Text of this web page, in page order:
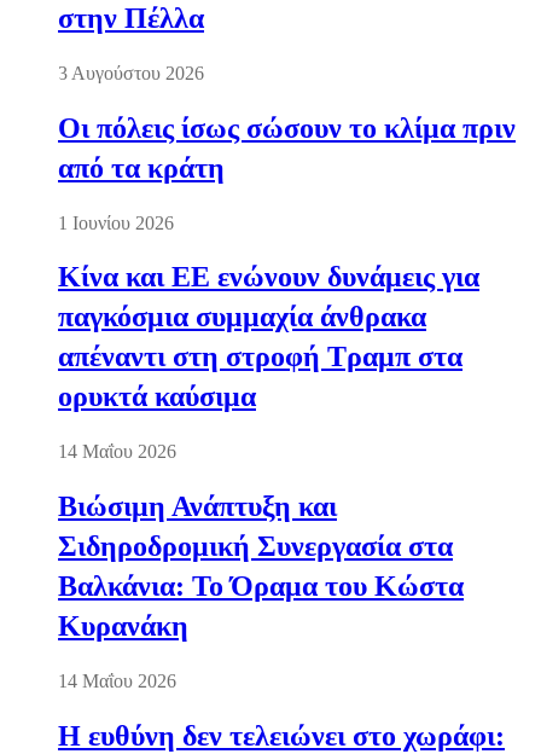
στην Πέλλα
3 Αυγούστου 2026
Οι πόλεις ίσως σώσουν το κλίμα πριν
από τα κράτη
1 Ιουνίου 2026
Κίνα και ΕΕ ενώνουν δυνάμεις για
παγκόσμια συμμαχία άνθρακα
απέναντι στη στροφή Τραμπ στα
ορυκτά καύσιμα
14 Μαΐου 2026
Βιώσιμη Ανάπτυξη και
Σιδηροδρομική Συνεργασία στα
Βαλκάνια: Το Όραμα του Κώστα
Κυρανάκη
14 Μαΐου 2026
Η ευθύνη δεν τελειώνει στο χωράφι: